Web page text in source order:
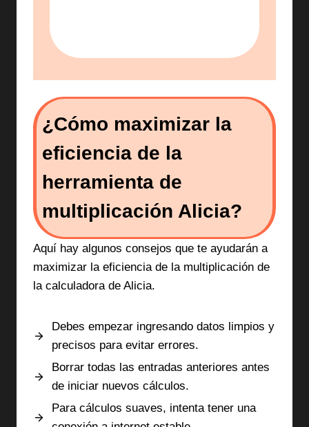
¿Cómo maximizar la
eficiencia de la
herramienta de
multiplicación Alicia?
Aquí hay algunos consejos que te ayudarán a
maximizar la eficiencia de la multiplicación de
la calculadora de Alicia.
Debes empezar ingresando datos limpios y
precisos para evitar errores.
Borrar todas las entradas anteriores antes
de iniciar nuevos cálculos.
Para cálculos suaves, intenta tener una